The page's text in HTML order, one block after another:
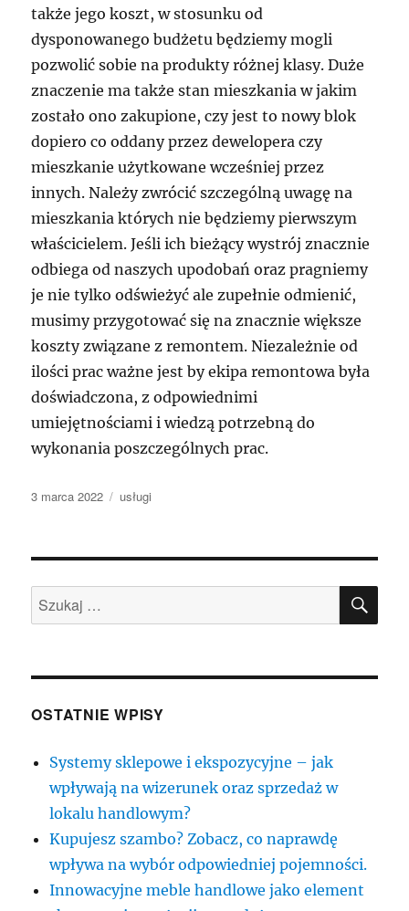
także jego koszt, w stosunku od
dysponowanego budżetu będziemy mogli
pozwolić sobie na produkty różnej klasy. Duże
znaczenie ma także stan mieszkania w jakim
zostało ono zakupione, czy jest to nowy blok
dopiero co oddany przez dewelopera czy
mieszkanie użytkowane wcześniej przez
innych. Należy zwrócić szczególną uwagę na
mieszkania których nie będziemy pierwszym
właścicielem. Jeśli ich bieżący wystrój znacznie
odbiega od naszych upodobań oraz pragniemy
je nie tylko odświeżyć ale zupełnie odmienić,
musimy przygotować się na znacznie większe
koszty związane z remontem. Niezależnie od
ilości prac ważne jest by ekipa remontowa była
doświadczona, z odpowiednimi
umiejętnościami i wiedzą potrzebną do
wykonania poszczególnych prac.
Data
3 marca 2022 Kategorie
usługi
Szukaj:
OSTATNIE WPISY
Systemy sklepowe i ekspozycyjne – jak
wpływają na wizerunek oraz sprzedaż w
lokalu handlowym?
Kupujesz szambo? Zobacz, co naprawdę
wpływa na wybór odpowiedniej pojemności.
Innowacyjne meble handlowe jako element